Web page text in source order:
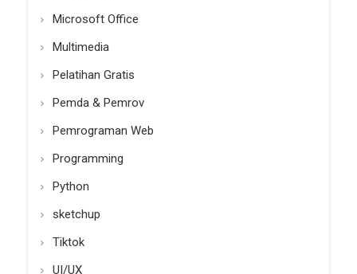
Microsoft Office
Multimedia
Pelatihan Gratis
Pemda & Pemrov
Pemrograman Web
Programming
Python
sketchup
Tiktok
UI/UX